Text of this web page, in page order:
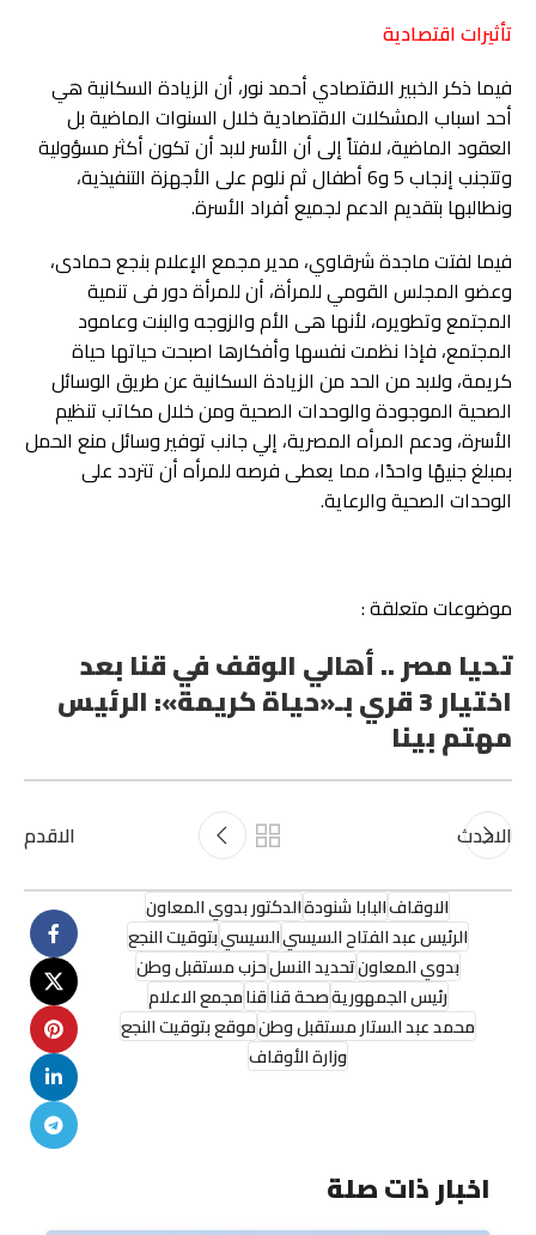
تأثيرات اقتصادية
فيما ذكر الخبير الاقتصادي أحمد نور، أن الزيادة السكانية هي
أحد اسباب المشكلات الاقتصادية خلال السنوات الماضية بل
العقود الماضية، لافتاً إلى أن الأسر لابد أن تكون أكثر مسؤولية
وتتجنب إنجاب 5 و6 أطفال ثم نلوم على الأجهزة التنفيذية،
ونطالبها بتقديم الدعم لجميع أفراد الأسرة.
فيما لفتت ماجدة شرقاوي، مدير مجمع الإعلام بنجع حمادى،
وعضو المجلس القومي للمرأة، أن للمرأة دور فى تنمية
المجتمع وتطويره، لأنها هى الأم والزوجه والبنت وعامود
المجتمع، فإذا نظمت نفسها وأفكارها اصبحت حياتها حياة
كريمة، ولابد من الحد من الزيادة السكانية عن طريق الوسائل
الصحية الموجودة والوحدات الصحية ومن خلال مكاتب تنظيم
الأسرة، ودعم المرأه المصرية، إلي جانب توفير وسائل منع الحمل
بمبلغ جنيهًا واحدًا، مما يعطى فرصه للمرأه أن تتردد على
الوحدات الصحية والرعاية.
موضوعات متعلقة :
تحيا مصر .. أهالي الوقف في قنا بعد
اختيار 3 قري بـ«حياة كريمة»: الرئيس
مهتم بينا
الاحدث الاقدم
الاوقافالبابا شنودةالدكتور بدوي المعاون
الرئيس عبد الفتاح السيسيالسيسيبتوقيت النجع
بدوي المعاونتحديد النسلحزب مستقبل وطن
رئيس الجمهوريةصحة قناقنامجمع الاعلام
محمد عبد الستار مستقبل وطنموقع بتوقيت النجع
وزارة الأوقاف
اخبار ذات صلة